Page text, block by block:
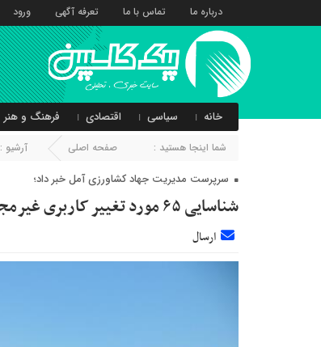
درباره ما تماس با ما تعرفه آگهی ورود
خانه سیاسی اقتصادی فرهنگ و هنر
شما اینجا هستید : صفحه اصلی آرشیو :
سرپرست مدیریت جهاد کشاورزی آمل خبر داد؛
شناسایی ۶۵ مورد تغییر کاربری غیرمجاز در آمل
ارسال